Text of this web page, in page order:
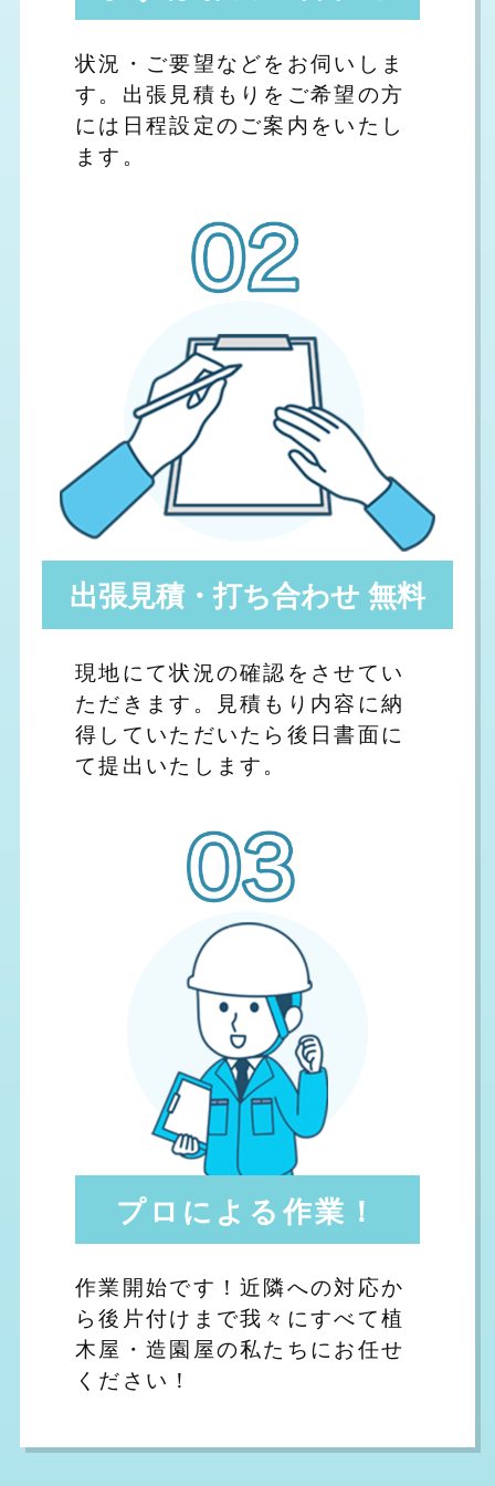
状況・ご要望などをお伺いしま
す。出張見積もりをご希望の方
には日程設定のご案内をいたし
ます。
出張見積・打ち合わせ 無料
現地にて状況の確認をさせてい
ただきます。見積もり内容に納
得していただいたら後日書面に
て提出いたします。
プロによる作業！
作業開始です！近隣への対応か
ら後片付けまで我々にすべて植
木屋・造園屋の私たちにお任せ
ください！